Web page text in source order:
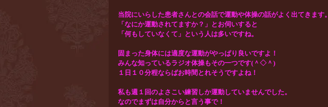
当院にいらした患者さんとの会話で運動や体操の話がよく出てきます。
「なにか運動されてますか？」とお伺いすると
「何もしていなくて」という人は多いですね。
固まった身体には適度な運動がやっぱり良いですよ！
みんな知っているラジオ体操もその一つです(＾◇＾)
１日１０分程ならばお時間とれそうですよね！
私も週１回のよさこい練習しか運動していませんでした。
なのでまずは自分からと言う事で！